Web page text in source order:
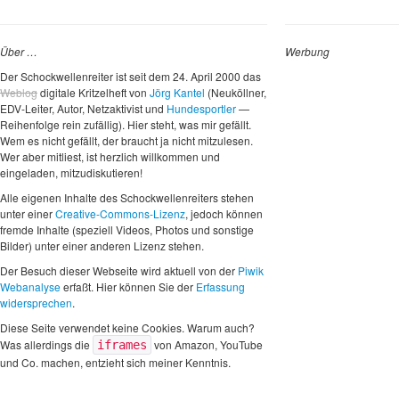
Über …
Der Schockwellenreiter ist seit dem 24. April 2000 das
Weblogdigitale Kritzelheft von Jörg Kantel (Neuköllner,
EDV-Leiter, Autor, Netzaktivist und Hundesportler—
Reihenfolge rein zufällig). Hier steht, was mir gefällt.
Wem es nicht gefällt, der braucht ja nicht mitzulesen.
Wer aber mitliest, ist herzlich willkommen und
eingeladen, mitzudiskutieren!
Alle eigenen Inhalte des Schockwellenreiters stehen
unter einerCreative-Commons-Lizenz, jedoch können
fremde Inhalte (speziell Videos, Photos und sonstige
Bilder) unter einer anderen Lizenz stehen.
Der Besuch dieser Webseite wird aktuell von der Piwik
Webanalyseerfaßt. Hier können Sie der Erfassung
widersprechen.
Diese Seite verwendet keine Cookies. Warum auch?
Was allerdings die
iframes von Amazon, YouTube
und Co. machen, entzieht sich meiner Kenntnis.
Werbung